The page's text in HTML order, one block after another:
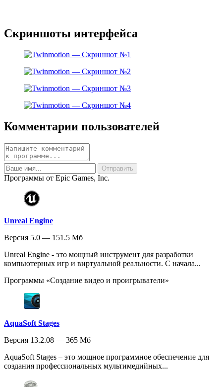
Скриншоты интерфейса
Комментарии пользователей
Программы от Epic Games, Inc.
Unreal Engine
Версия 5.0 — 151.5 Мб
Unreal Engine - это мощный инструмент для разработки
компьютерных игр и виртуальной реальности. С начала...
Программы «Создание видео и проигрыватели»
AquaSoft Stages
Версия 13.2.08 — 365 Мб
AquaSoft Stages – это мощное программное обеспечение для
создания профессиональных мультимедийных...